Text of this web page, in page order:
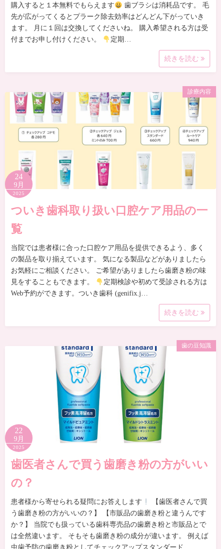
購入すると１本無料でもらえます
歯ブラシは消耗品です。 毛
先が広がってくるとプラーク除去効率はどんどん下がっていき
ます。 月に１回は交換してくださいね。 購入希望される方は受
付までお申し付けください。
定期…
続きを読む
診療内容
24
9月
2025
ついき歯科取り扱い口腔ケア用品の一
覧
当院では患者様に合った口腔ケア用品を提供できるよう、多く
の製品を取り揃えています。 気になる製品などがありましたら
お気軽にご相談ください。 ご希望がありましたら歯磨き粉の味
見をすることもできます。
定期検診や初めて受診される方は
Web予約ができます。ついき歯科 (genifix.j…
続きを読む
歯の豆知識
22
9月
2025
歯医者さんで買う歯磨き粉の方がいい
の？
患者様から寄せられる疑問にお答えします
【歯医者さんで買
う歯磨き粉の方がいいの？】 【市販品の歯磨き粉と違うんです
か？】 当院でも扱っている歯科専売品の歯磨き粉と市販品とで
は全然違います。 そもそも歯磨き粉の成分が違います。 例えば
虫歯予防の歯磨き粉としてチェックアップスタンダード …